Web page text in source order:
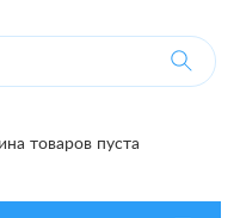
товаров пуста